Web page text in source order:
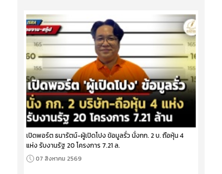
เปิดพอร์ต ธนารัตน์-ผู้เปิดโปง ข้อมูลรั่ว นั่งกก. 2 บ. ถือหุ้น 4
แห่ง รับงานรัฐ 20 โครงการ 7.21 ล.
07 สิงหาคม 2569